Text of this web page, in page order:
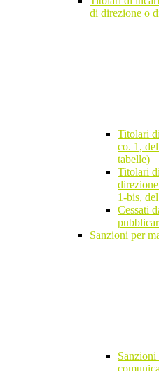
di direzione o
Titolari
co. 1,
tabelle)
Titolari
1-bis,
Cessati
Sanzioni per
Sanzioni